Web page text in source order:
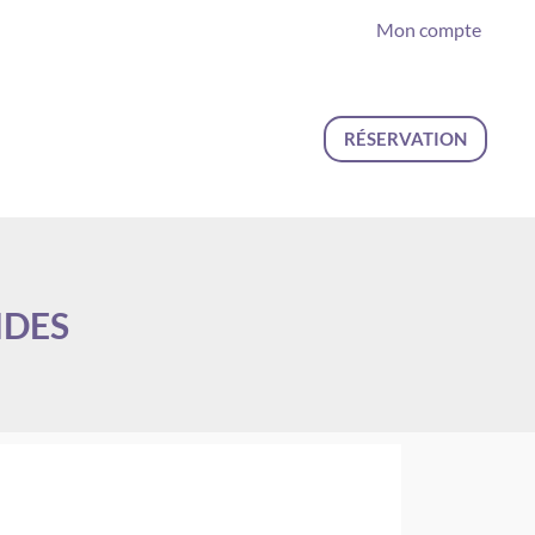
Mon compte
RÉSERVATION